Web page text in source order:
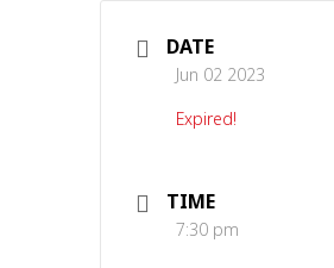
DATE
Jun 02 2023
Expired!
TIME
7:30 pm